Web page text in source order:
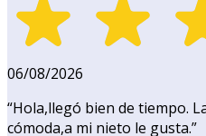
06/08/2026
“Hola,llegó bien de tiempo.
cómoda,a mi nieto le gusta.”